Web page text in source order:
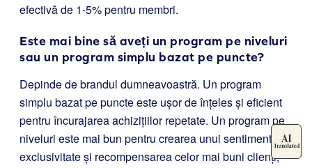
efectivă de 1-5% pentru membri.
Este mai bine să aveți un program pe niveluri
sau un program simplu bazat pe puncte?
Depinde de brandul dumneavoastră. Un program
simplu bazat pe puncte este ușor de înțeles și eficient
pentru încurajarea achizițiilor repetate. Un program pe
niveluri este mai bun pentru crearea unui sentiment de
exclusivitate și recompensarea celor mai buni clienți,